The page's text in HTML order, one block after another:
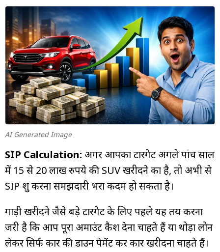
शेयर
बाज़ार
ट्रेंडिंग
बिजनेस
न्यूज
वीडियो
म्यूचुअल
फंड
AI Generated Image
SIP Calculation: अगर आपका टारगेट अगले पांच साल
में 15 से 20 लाख रुपये की SUV खरीदने का है, तो अभी से
SIP शुरू करना समझदारी भरा कदम हो सकता है।
गाड़ी खरीदने जैसे बड़े टारगेट के लिए पहले यह तय करना
जरूरी है कि आप पूरा अमाउंट कैश देना चाहते हैं या थोड़ा लोन
लेकर सिर्फ कार की डाउन पेमेंट कर कार खरीदना चाहते हैं।